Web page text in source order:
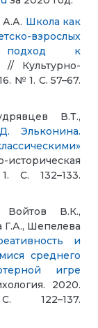
Школа как
взрослых
подход к
// Культурно-
№ 1. С. 57–67.
В.Т.,
Эльконина.
С. 132–133.
В.К.,
Г.А., Шепелева
и
среднего
игре
2020.